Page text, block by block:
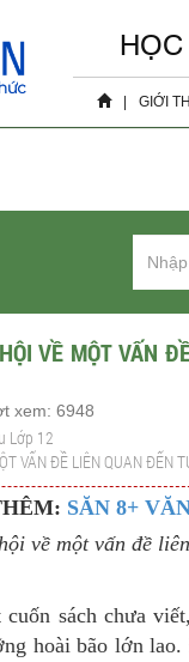
GIỚI
VỀ MỘT VẤN
xem: 6948
Lớp 12
VẤN ĐỀ LIÊN QUAN ĐẾN
SĂN 8+
về một vấn đề
chưa viết,
hoài bão lớn